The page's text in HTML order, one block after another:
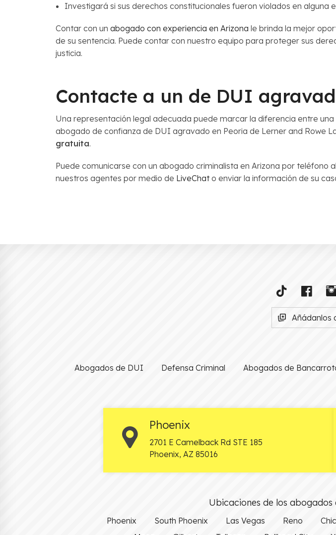
Investigará si sus derechos constitucionales fueron violados en alguna
Contar con un abogado con experiencia en Arizona le brinda la mejor
de su sentencia. Puede contar con nuestro equipo para proteger sus
justicia.
Contacte a un de DUI
Una representación legal adecuada puede marcar la diferencia entre
abogado de confianza de DUI agravado en Peoria de Lerner and Rowe
gratuita.
Puede comunicarse con un abogado criminalista en Arizona por teléfono al
nuestros agentes por medio de LiveChato enviar la información de su
Añádanlos
Abogados de DUI Defensa Criminal Abogados de
Phoenix
2701 E Camelback Rd STE 185
Phoenix, AZ 85016
Ubicaciones de los abogados
Phoenix South Phoenix Las Vegas Reno